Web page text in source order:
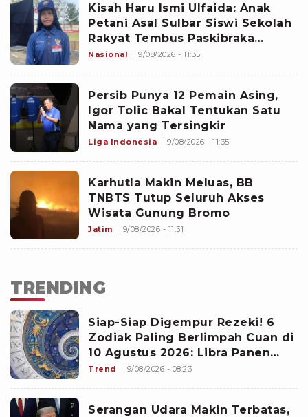
Kisah Haru Ismi Ulfaida: Anak
Petani Asal Sulbar Siswi Sekolah
Rakyat Tembus Paskibraka
Nasional di Istana Merdeka HUT
Nasional 9/08/2026 - 11:35
Persib Punya 12 Pemain Asing,
Igor Tolic Bakal Tentukan Satu
Nama yang Tersingkir
Liga Indonesia 9/08/2026 - 11:35
Karhutla Makin Meluas, BB
TNBTS Tutup Seluruh Akses
Wisata Gunung Bromo
Jatim 9/08/2026 - 11:31
TRENDING
Siap-Siap Digempur Rezeki! 6
Zodiak Paling Berlimpah Cuan di
10 Agustus 2026: Libra Panen
Proyek Emas
Trend 9/08/2026 - 08:23
Serangan Udara Makin Terbatas,